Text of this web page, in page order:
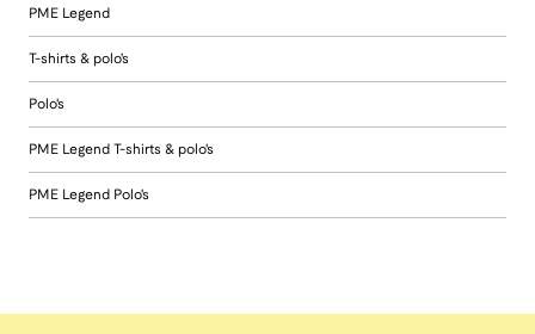
PME Legend
T-shirts & polo's
Polo's
PME Legend T-shirts & polo's
PME Legend Polo's